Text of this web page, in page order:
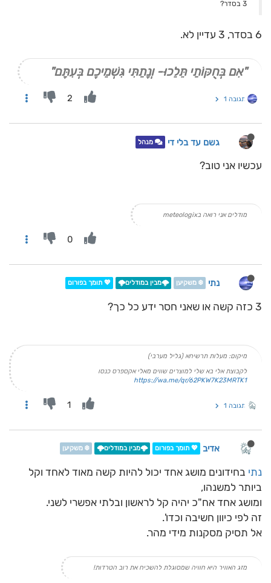
3 בסדר?
6 בסדר, 3 עדיין לא.
"אִם בְּחֻקּוֹתַי תֵּלֵכוּ- וְנָתַתִּי גִּשְׁמֵיכֶם בְּעִתָּם"
תגובה 1 2
גשם עד בלי די מנהל
עכשיו אני טוב?
מודלים אני רואה בmeteologix
0
נתי ❄️ משקיען 🌩️מבין במודלים🌩️ 💖 תומך בפורום
3 כזה קשה או שאני חסר ידע כל כך?
מיקום: מעלות תרשיחא (גליל מערבי)
לקבוצת אלי בא שלי למוצרים שווים מאלי אקספרס כנסו
https://wa.me/qr/62PKW7K23MRTK1
תגובה 1 1
אדיב 💖 תומך בפורום 🌩️מבין במודלים🌩️ ❄️ משקיען
נתי בחידונים מושג אחד יכול להיות קשה מאוד לאחד וקל
ביותר למשנהו,
ומושג אחד אח"כ יהיה קל לראשון ובלתי אפשרי לשני.
זה לפי כיוון חשיבה וכדו'.
אל תסיק מסקנות מידי מהר.
מזג האוויר היא חוויה שמסוגלת להשכיח את רוב הטרדות!